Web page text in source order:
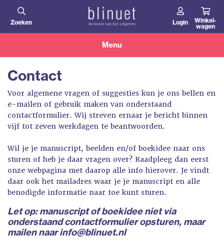
Overslaan
naar
Zoeken Login
Winkel­
wagen
Menu
Contact
Voor algemene vragen of suggesties kun je ons bellen en
e-mailen of gebruik maken van onderstaand
contactformulier. Wij streven ernaar je bericht binnen
vijf tot zeven werkdagen te beantwoorden.
Wil je je manuscript, beelden en/of boekidee naar ons
sturen of heb je daar vragen over? Raadpleeg dan eerst
onze webpagina met daarop alle info hierover. Je vindt
daar ook het mailadres waar je je manuscript en alle
benodigde informatie naar toe kunt sturen.
Let op: manuscript of boekidee niet via
onderstaand contactformulier opsturen, maar
mailen naarinfo@blinuet.nl